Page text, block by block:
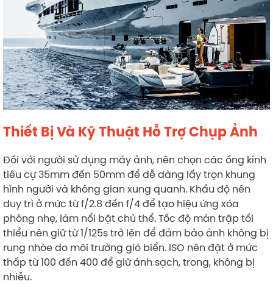
Thiết Bị Và Kỹ Thuật Hỗ Trợ Chụp Ảnh
Đối với người sử dụng máy ảnh, nên chọn các ống kính
tiêu cự 35mm đến 50mm để dễ dàng lấy trọn khung
hình người và không gian xung quanh. Khẩu độ nên
duy trì ở mức từ f/2.8 đến f/4 để tạo hiệu ứng xóa
phông nhẹ, làm nổi bật chủ thể. Tốc độ màn trập tối
thiểu nên giữ từ 1/125s trở lên để đảm bảo ảnh không bị
rung nhòe do môi trường gió biển. ISO nên đặt ở mức
thấp từ 100 đến 400 để giữ ảnh sạch, trong, không bị
nhiễu.